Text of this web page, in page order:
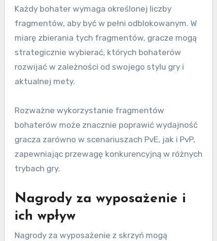
Każdy bohater wymaga określonej liczby
fragmentów, aby być w pełni odblokowanym. W
miarę zbierania tych fragmentów, gracze mogą
strategicznie wybierać, których bohaterów
rozwijać w zależności od swojego stylu gry i
aktualnej mety.
Rozważne wykorzystanie fragmentów
bohaterów może znacznie poprawić wydajność
gracza zarówno w scenariuszach PvE, jak i PvP,
zapewniając przewagę konkurencyjną w różnych
trybach gry.
Nagrody za wyposażenie i
ich wpływ
Nagrody za wyposażenie z skrzyń mogą